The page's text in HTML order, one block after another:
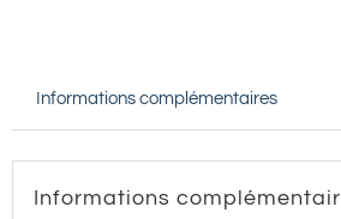
60
min
Villeneuve
Informations complémentaires
Informations